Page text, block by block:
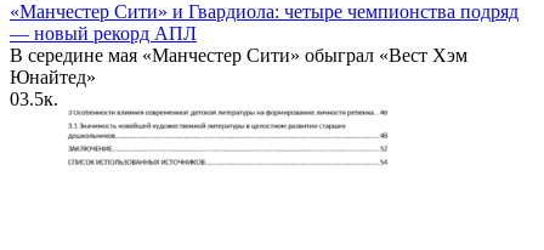
«Манчестер Сити» и Гвардиола: четыре чемпионства подряд
— новый рекорд АПЛ
В середине мая «Манчестер Сити» обыграл «Вест Хэм
Юнайтед»
03.5к.